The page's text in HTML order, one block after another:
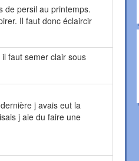
de persil au printemps.
Il faut donc éclaircir
faut semer clair sous
j avais eut la
j aie du faire une